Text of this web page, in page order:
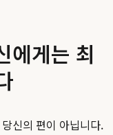
에게는 최
신의 편이 아닙니다.